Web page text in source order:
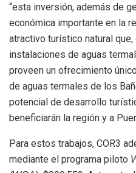
“esta inversión, además de
económica importante en la
atractivo turístico natural que,
instalaciones de aguas
proveen un ofrecimiento
de aguas termales de los
potencial de desarrollo
beneficiarán la región y a
Para estos trabajos, COR3
mediante el programa piloto